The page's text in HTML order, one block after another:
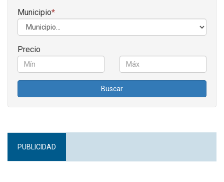
Municipio*
Precio
Buscar
PUBLICIDAD